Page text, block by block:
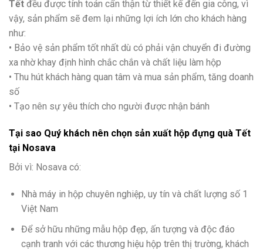
Tết đều được tính toán cẩn thận từ thiết kế đến gia công, vì
vậy, sản phẩm sẽ đem lại những lợi ích lớn cho khách hàng
như:
• Bảo vệ sản phẩm tốt nhất dù có phải vận chuyển đi đường
xa nhờ khay định hình chắc chắn và chất liệu làm hộp
• Thu hút khách hàng quan tâm và mua sản phẩm, tăng doanh
số
• Tạo nên sự yêu thích cho người được nhận bánh
Tại sao Quý khách nên chọn sản xuất hộp đựng quà Tết
tại Nosava
Bởi vì: Nosava có:
Nhà máy in hộp chuyên nghiệp, uy tín và chất lượng số 1
Việt Nam
Để sở hữu những mẫu hộp đẹp, ấn tượng và độc đáo
cạnh tranh với các thương hiệu hộp trên thị trường, khách